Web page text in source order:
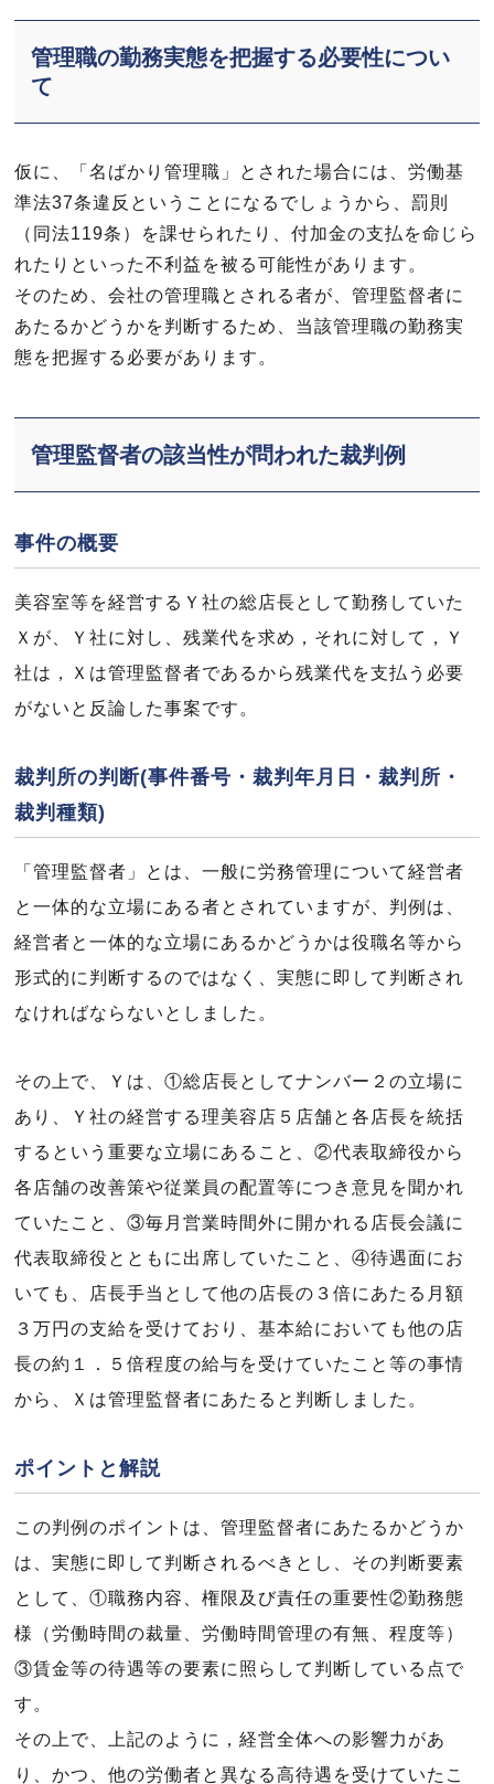
管理職の勤務実態を把握する必要性につい
て
仮に、「名ばかり管理職」とされた場合には、労働基
準法37条違反ということになるでしょうから、罰則
（同法119条）を課せられたり、付加金の支払を命じら
れたりといった不利益を被る可能性があります。
そのため、会社の管理職とされる者が、管理監督者に
あたるかどうかを判断するため、当該管理職の勤務実
態を把握する必要があります。
管理監督者の該当性が問われた裁判例
事件の概要
美容室等を経営するＹ社の総店長として勤務していた
Ｘが、Ｙ社に対し、残業代を求め，それに対して，Ｙ
社は，Ｘは管理監督者であるから残業代を支払う必要
がないと反論した事案です。
裁判所の判断(事件番号・裁判年月日・裁判所・
裁判種類)
「管理監督者」とは、一般に労務管理について経営者
と一体的な立場にある者とされていますが、判例は、
経営者と一体的な立場にあるかどうかは役職名等から
形式的に判断するのではなく、実態に即して判断され
なければならないとしました。
その上で、Ｙは、①総店長としてナンバー２の立場に
あり、Ｙ社の経営する理美容店５店舗と各店長を統括
するという重要な立場にあること、②代表取締役から
各店舗の改善策や従業員の配置等につき意見を聞かれ
ていたこと、③毎月営業時間外に開かれる店長会議に
代表取締役とともに出席していたこと、④待遇面にお
いても、店長手当として他の店長の３倍にあたる月額
３万円の支給を受けており、基本給においても他の店
長の約１．５倍程度の給与を受けていたこと等の事情
から、Ｘは管理監督者にあたると判断しました。
ポイントと解説
この判例のポイントは、管理監督者にあたるかどうか
は、実態に即して判断されるべきとし、その判断要素
として、①職務内容、権限及び責任の重要性②勤務態
様（労働時間の裁量、労働時間管理の有無、程度等）
③賃金等の待遇等の要素に照らして判断している点で
す。
その上で、上記のように，経営全体への影響力があ
り、かつ、他の労働者と異なる高待遇を受けていたこ